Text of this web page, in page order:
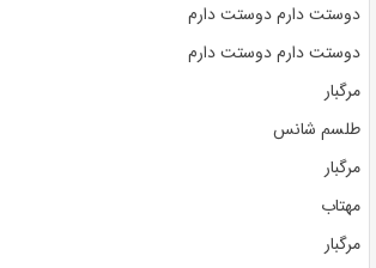
دوستت دارم دوستت دارم
دوستت دارم دوستت دارم
مرگبار
طلسم شانس
مرگبار
مهتاب
مرگبار